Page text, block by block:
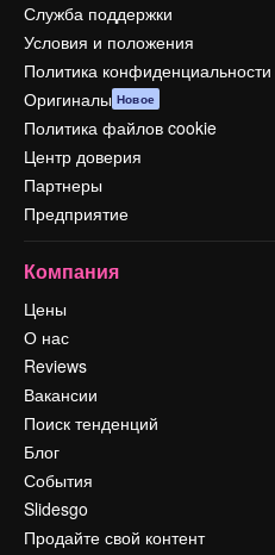
Служба поддержки
Условия и положения
Политика конфиденциальности
Оригиналы Новое
Политика файлов cookie
Центр доверия
Партнеры
Предприятие
Компания
Цены
О нас
Reviews
Вакансии
Поиск тенденций
Блог
События
Slidesgo
Продайте свой контент